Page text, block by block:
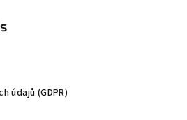
údajů (GDPR)